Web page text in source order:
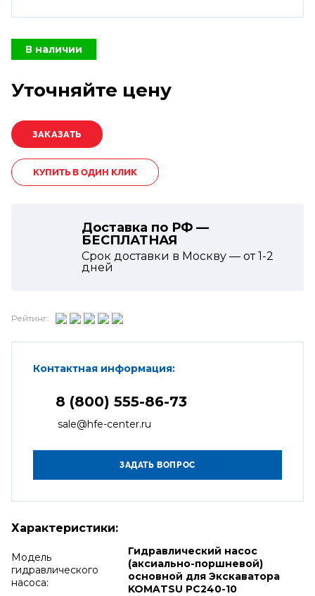
В наличии
Уточняйте цену
КУПИТЬ В ОДИН КЛИК
Доставка по РФ —
БЕСПЛАТНАЯ
Срок доставки в Москву — от1-2
дней
Рейтинг:
Контактная информация:
8 (800) 555-86-73
sale@hfe-center.ru
Характеристики:
Модель
гидравлического
насоса:
Гидравлический насос
(аксиально-поршневой)
основной для Экскаватора
KOMATSU PC240-10